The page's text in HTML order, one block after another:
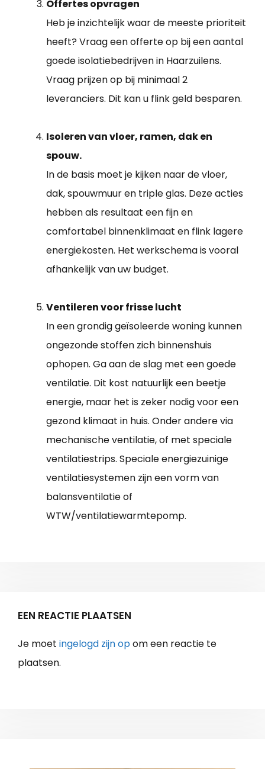
Offertes opvragen
Heb je inzichtelijk waar de meeste prioriteit
heeft? Vraag een offerte op bij een aantal
goede isolatiebedrijven in Haarzuilens.
Vraag prijzen op bij minimaal 2
leveranciers. Dit kan u flink geld besparen.
Isoleren van vloer, ramen, dak en
spouw.
In de basis moet je kijken naar de vloer,
dak, spouwmuur en triple glas. Deze acties
hebben als resultaat een fijn en
comfortabel binnenklimaat en flink lagere
energiekosten. Het werkschema is vooral
afhankelijk van uw budget.
Ventileren voor frisse lucht
In een grondig geïsoleerde woning kunnen
ongezonde stoffen zich binnenshuis
ophopen. Ga aan de slag met een goede
ventilatie. Dit kost natuurlijk een beetje
energie, maar het is zeker nodig voor een
gezond klimaat in huis. Onder andere via
mechanische ventilatie, of met speciale
ventilatiestrips. Speciale energiezuinige
ventilatiesystemen zijn een vorm van
balansventilatie of
WTW/ventilatiewarmtepomp.
EEN REACTIE PLAATSEN
Je moet ingelogd zijn opom een reactie te
plaatsen.